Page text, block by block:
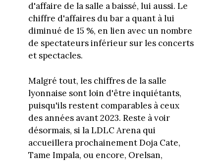
d'affaire de la salle a baissé, lui aussi. Le
chiffre d'affaires du bar a quant à lui
diminué de 15 %, en lien avec un nombre
de spectateurs inférieur sur les concerts
et spectacles.
Malgré tout, les chiffres de la salle
lyonnaise sont loin d'être inquiétants,
puisqu'ils restent comparables à ceux
des années avant 2023. Reste à voir
désormais, si la LDLC Arena qui
accueillera prochainement Doja Cate,
Tame Impala, ou encore, Orelsan,